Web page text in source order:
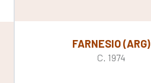
FARNESIO (ARG)
C. 1974